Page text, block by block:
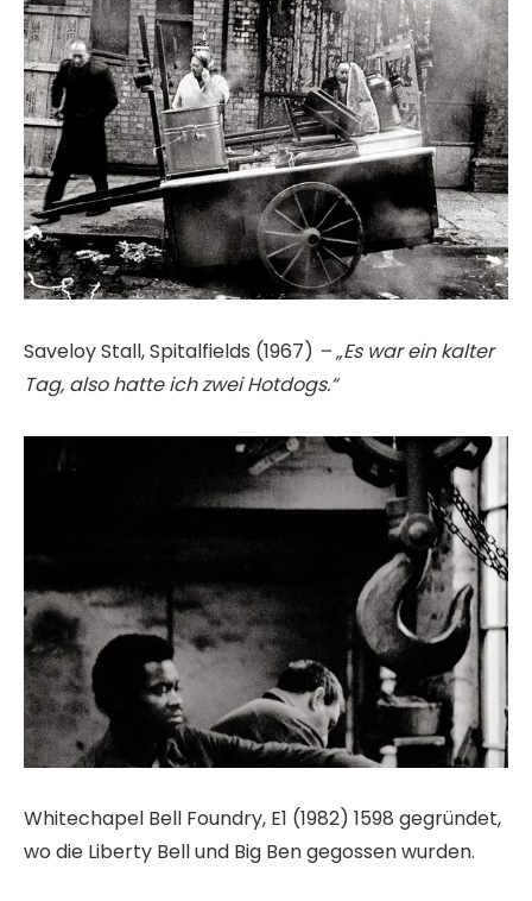
Saveloy Stall, Spitalfields (1967) – „Es war ein kalter
Tag, also hatte ich zwei Hotdogs.“
Whitechapel Bell Foundry, E1 (1982) 1598 gegründet,
wo die Liberty Bell und Big Ben gegossen wurden.